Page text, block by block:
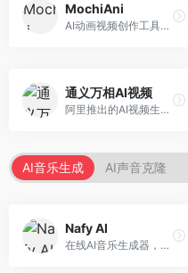
MochiAni
AI动画视频创作工具，专注于动画内容生成。面向动画创作者和二次元内容生产者，支持动画风格视频生成，动画效果流畅，适合动漫内容创作。
通义万相AI视频
阿里推出的AI视频生成服务，整合图像与视频创作能力。面向电商和营销从业者，支持商品视频生成、营销视频制作等服务，商业应用场景丰富。
AI音乐生成 AI声音克隆
Nafy AI
在线AI音乐生成器，专注于快速音乐创作。面向内容创作者，支持多种风格音乐生成，操作简便，生成速度快，适合快速配乐需求。